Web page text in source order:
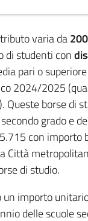
varia da
di studenti con
pari o
2024/2025
borse di
grado e
con importo
Città
di studio.
importo
delle scuole